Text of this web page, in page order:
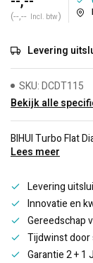
(--,-- Incl. btw)
Levering
SKU: DCDT115
Bekijk alle
BIHUI Turbo Flat
Lees meer
Levering
Innovatie en
Gereedschap
Tijdwinst door
Garantie 2 + 1